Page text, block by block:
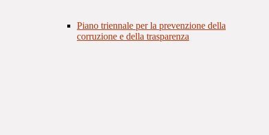
Piano triennale per la prevenzione della
corruzione e della trasparenza